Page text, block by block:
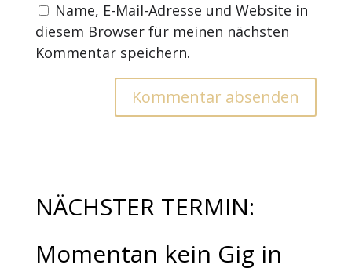
Name, E-Mail-Adresse und Website in
diesem Browser für meinen nächsten
Kommentar speichern.
NÄCHSTER TERMIN:
Momentan kein Gig in